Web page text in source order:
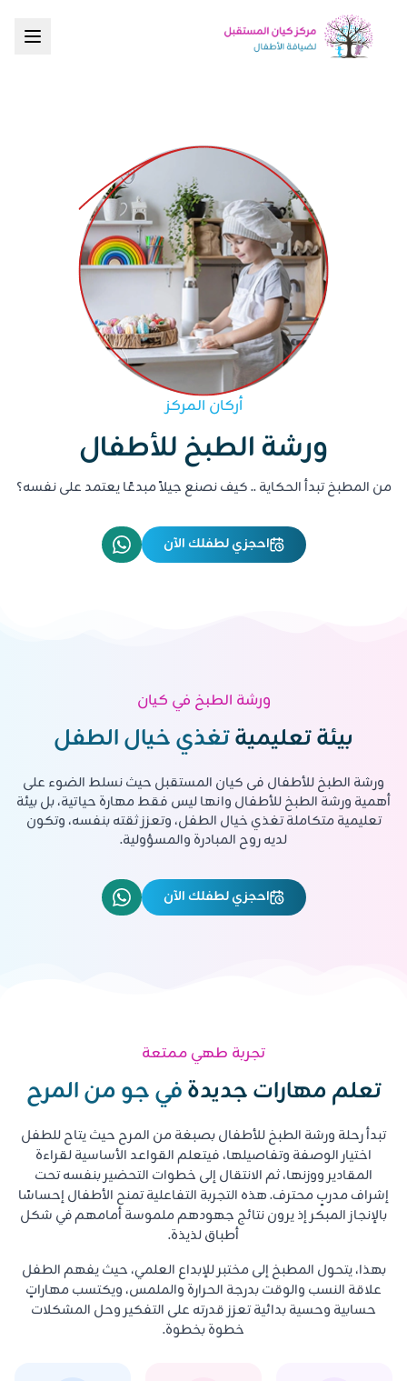
أركان المركز
ورشة الطبخ للأطفال
من المطبخ تبدأ الحكاية .. كيف نصنع جيلاً مبدعًا يعتمد على نفسه؟
احجزي لطفلك الآن
ورشة الطبخ في كيان
بيئة تعليميةتغذي خيال الطفل
ورشة الطبخ للأطفال فى كيان المستقبل حيث نسلط الضوء على
أهمية ورشة الطبخ للأطفال وانها ليس فقط مهارة حياتية، بل بيئة
تعليمية متكاملة تغذي خيال الطفل، وتعزز ثقته بنفسه، وتكون
لديه روح المبادرة والمسؤولية.
احجزي لطفلك الآن
تجربة طهي ممتعة
تعلم مهارات جديدةفي جو من المرح
تبدأ رحلة ورشة الطبخ للأطفال بصبغة من المرح حيث يتاح للطفل
اختيار الوصفة وتفاصيلها، فيتعلم القواعد الأساسية لقراءة
المقادير ووزنها، ثم الانتقال إلى خطوات التحضير بنفسه تحت
إشراف مدربٍ محترف. هذه التجربة التفاعلية تمنح الأطفال إحساسًا
بالإنجاز المبكر إذ يرون نتائج جهودهم ملموسة أمامهم في شكل
أطباق لذيذة.
بهذا، يتحول المطبخ إلى مختبر للإبداع العلمي، حيث يفهم الطفل
علاقة النسب والوقت بدرجة الحرارة والملمس، ويكتسب مهاراتٍ
حسابية وحسية بدائية تعزز قدرته على التفكير وحل المشكلات
خطوة بخطوة.